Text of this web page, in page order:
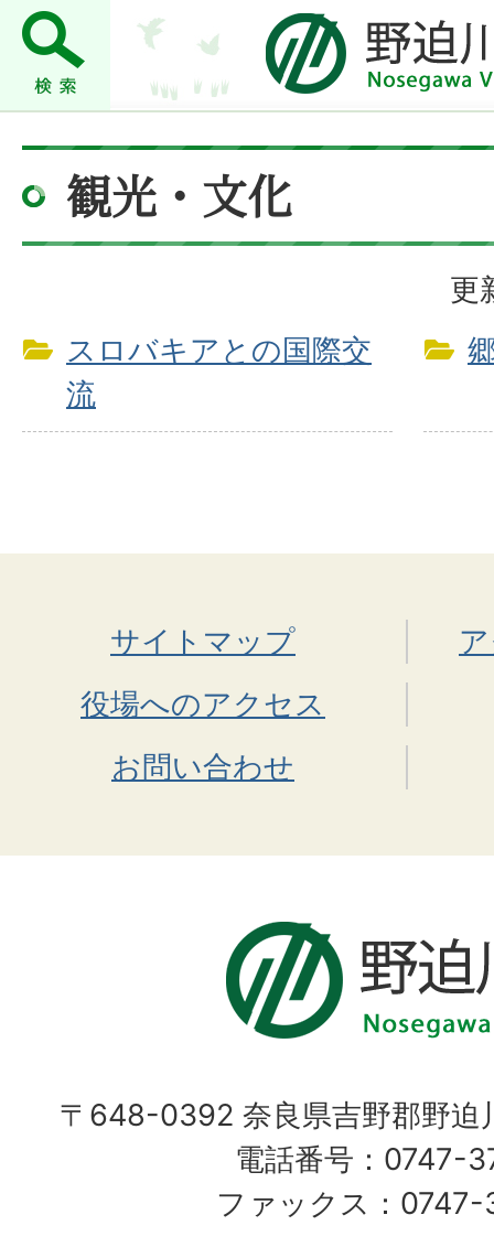
観光・文化
更
スロバキアとの国際交
流
サイトマップ
役場へのアクセス
お問い合わせ
〒648-0392 奈良県吉野郡野迫
電話番号：0747-
ファックス：